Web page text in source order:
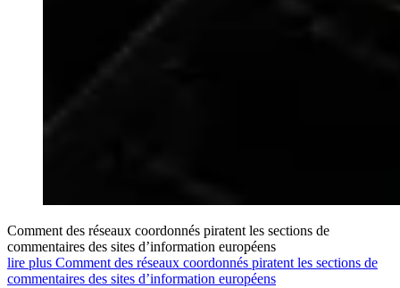
Comment des réseaux coordonnés piratent les sections de
commentaires des sites d’information européens
lire plus Comment des réseaux coordonnés piratent les sections de
commentaires des sites d’information européens